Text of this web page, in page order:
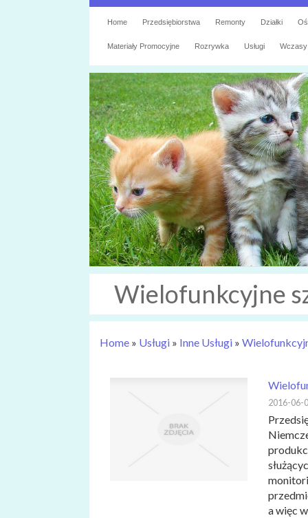
Home Przedsiębiorstwa Remonty Działki
Materiały Promocyjne Rozrywka Usługi Wczasy
Wielofunkcyjne
Home » Usługi » Inne Usługi »
2016-06-
a więc